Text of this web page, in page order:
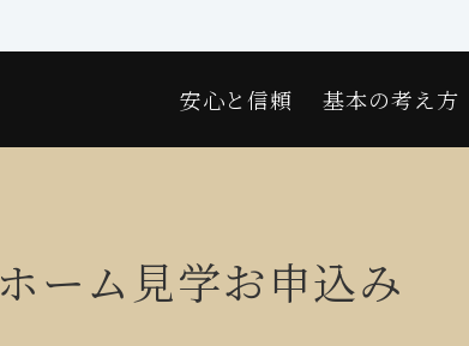
安心と信頼 基本の考え方
ホーム見学お申込み